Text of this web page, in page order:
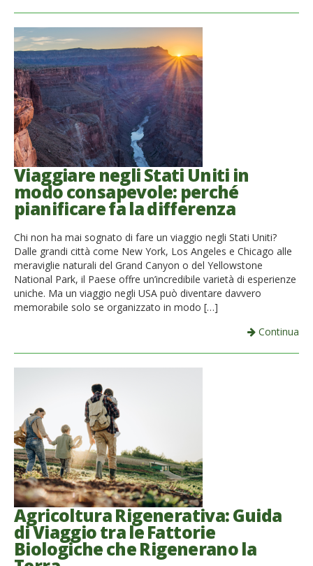
Viaggiare negli Stati Uniti in
modo consapevole: perché
pianificare fa la differenza
Chi non ha mai sognato di fare un viaggio negli Stati Uniti?
Dalle grandi città come New York, Los Angeles e Chicago alle
meraviglie naturali del Grand Canyon o del Yellowstone
National Park, il Paese offre un’incredibile varietà di esperienze
uniche. Ma un viaggio negli USA può diventare davvero
memorabile solo se organizzato in modo […]
Continua
Agricoltura Rigenerativa: Guida
di Viaggio tra le Fattorie
Biologiche che Rigenerano la